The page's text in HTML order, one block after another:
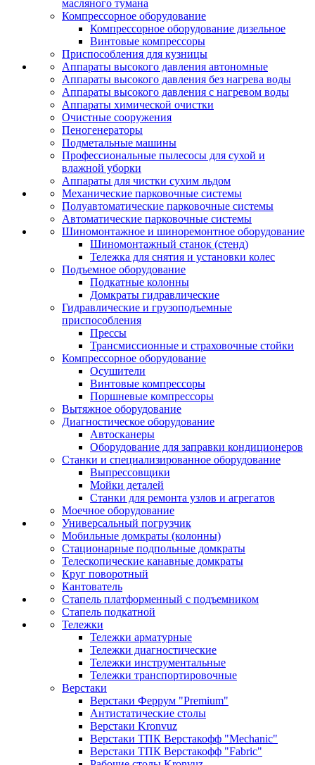
масляного тумана
Компрессорное оборудование
Компрессорное оборудование дизельное
Винтовые компрессоры
Приспособления для кузницы
Аппараты высокого давления автономные
Аппараты высокого давления без нагрева воды
Аппараты высокого давления с нагревом воды
Аппараты химической очистки
Очистные сооружения
Пеногенераторы
Подметальные машины
Профессиональные пылесосы для сухой и
влажной уборки
Аппараты для чистки сухим льдом
Механические парковочные системы
Полуавтоматические парковочные системы
Автоматические парковочные системы
Шиномонтажное и шиноремонтное оборудование
Шиномонтажный станок (стенд)
Тележка для снятия и установки колес
Подъемное оборудование
Подкатные колонны
Домкраты гидравлические
Гидравлические и грузоподъемные
приспособления
Прессы
Трансмиссионные и страховочные стойки
Компрессорное оборудование
Осушители
Винтовые компрессоры
Поршневые компрессоры
Вытяжное оборудование
Диагностическое оборудование
Автосканеры
Оборудование для заправки кондиционеров
Станки и специализированное оборудование
Выпрессовщики
Мойки деталей
Станки для ремонта узлов и агрегатов
Моечное оборудование
Универсальный погрузчик
Мобильные домкраты (колонны)
Стационарные подпольные домкраты
Телескопические канавные домкраты
Круг поворотный
Кантователь
Стапель платформенный с подъемником
Стапель подкатной
Тележки
Тележки арматурные
Тележки диагностические
Тележки инструментальные
Тележки транспортировочные
Верстаки
Верстаки Феррум "Premium"
Антистатические столы
Верстаки Kronvuz
Верстаки ТПК Верстакофф "Mechanic"
Верстаки ТПК Верстакофф "Fabric"